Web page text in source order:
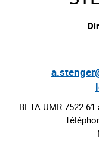
BETA UMR 7522